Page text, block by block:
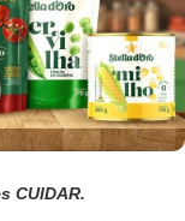
CUIDAR.